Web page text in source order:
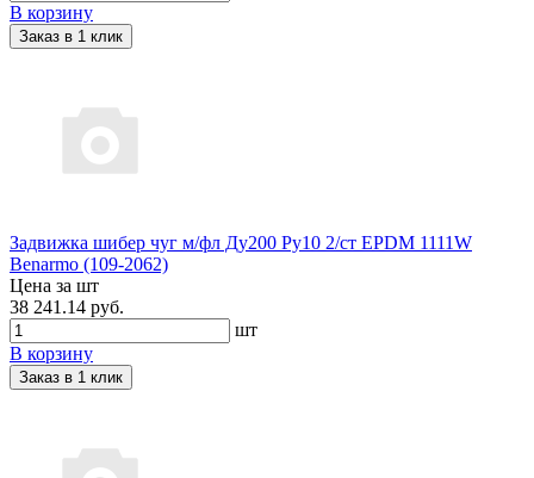
В корзину
Заказ в 1 клик
Задвижка шибер чуг м/фл Ду200 Ру10 2/ст EPDM 1111W
Benarmo (109-2062)
Цена за шт
38 241.14 руб.
шт
В корзину
Заказ в 1 клик